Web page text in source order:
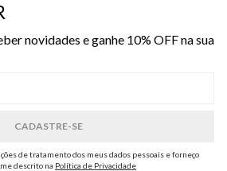
novidades e ganhe 10% OFF na sua
de tratamento dos meus dados pessoais e forneço
descrito na Política de Privacidade